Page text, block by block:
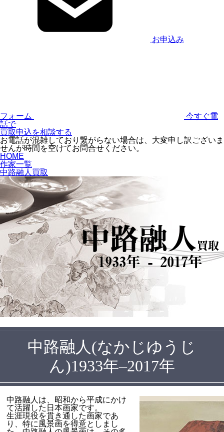
お申込み
フォーム
今すぐ電
話で
買取申込を相談する
お電話が混雑しており繋がらない場合は、大変申し訳ございま
せんが時間を空けてお問合せください。
HOME
作家一覧
中路融人買取
中路融人買取
1933年 - 2017年
中路融人(なかじゆうじ
ん)1933年–2017年
中路融人は、昭和から平成にかけ
て活躍した日本画家です。
生涯現役を貫き通した画家であ
り、特に風景画を得意としまし